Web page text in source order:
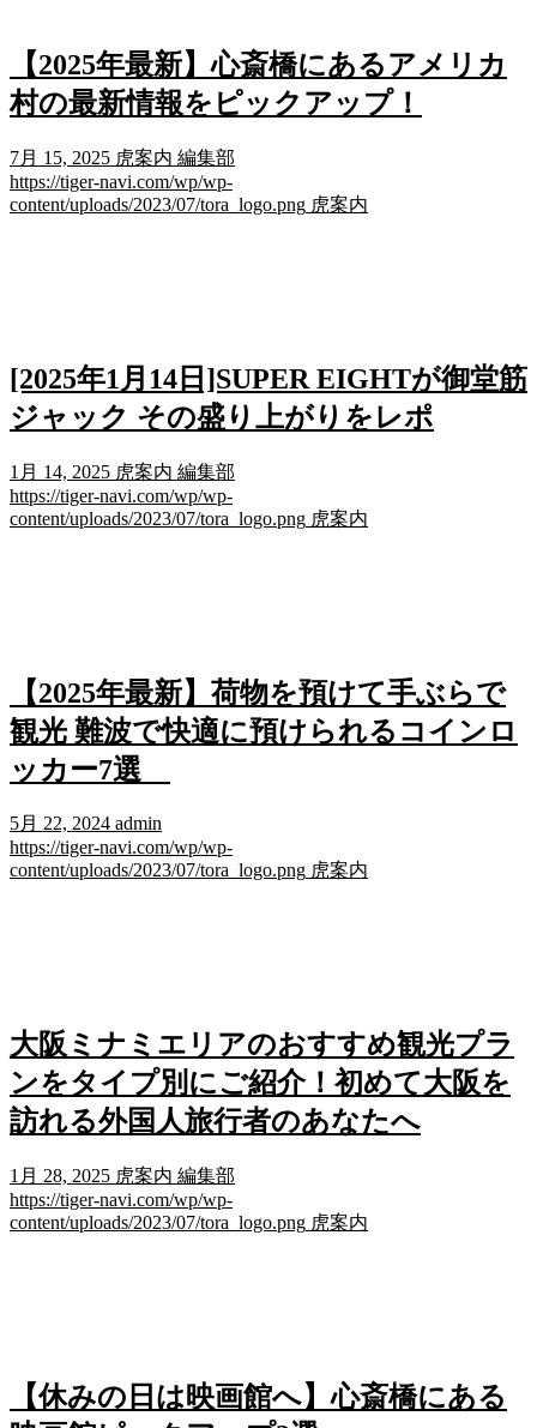
【2025年最新】心斎橋にあるアメリカ
村の最新情報をピックアップ！
7月 15, 2025 虎案内 編集部
https://tiger-navi.com/wp/wp-
content/uploads/2023/07/tora_logo.png 虎案内
[2025年1月14日]SUPER EIGHTが御堂筋
ジャック その盛り上がりをレポ
1月 14, 2025 虎案内 編集部
https://tiger-navi.com/wp/wp-
content/uploads/2023/07/tora_logo.png 虎案内
【2025年最新】荷物を預けて手ぶらで
観光 難波で快適に預けられるコインロ
ッカー7選
5月 22, 2024 admin
https://tiger-navi.com/wp/wp-
content/uploads/2023/07/tora_logo.png 虎案内
大阪ミナミエリアのおすすめ観光プラ
ンをタイプ別にご紹介！初めて大阪を
訪れる外国人旅行者のあなたへ
1月 28, 2025 虎案内 編集部
https://tiger-navi.com/wp/wp-
content/uploads/2023/07/tora_logo.png 虎案内
【休みの日は映画館へ】心斎橋にある